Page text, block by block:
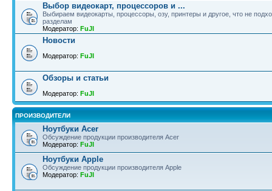
Выбор видеокарт, процессоров и ...
Выбираем видеокарты, процессоры, озу, принтеры и другое, что не
разделам
Модератор: FuJI
Новости
Модератор: FuJI
Обзоры и статьи
Модератор: FuJI
ПРОИЗВОДИТЕЛИ
Ноутбуки Acer
Обсуждение продукции производителя Acer
Модератор: FuJI
Ноутбуки Apple
Обсуждение продукции производителя Apple
Модератор: FuJI